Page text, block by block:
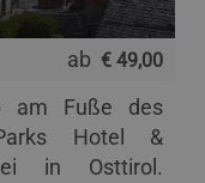
ab € 49,00
am Fuße des
Hotel &
in Osttirol.